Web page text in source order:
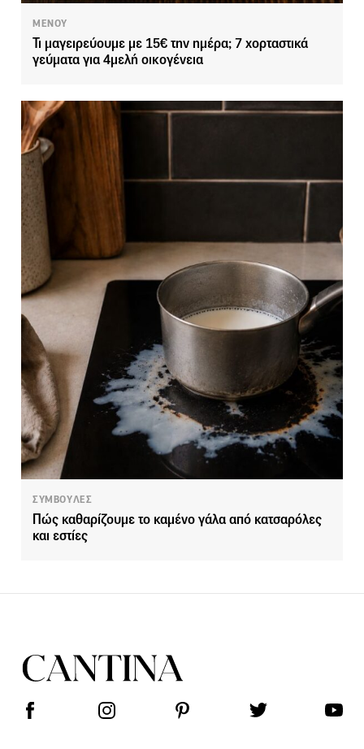
ΜΕΝΟΥ
Τι μαγειρεύουμε με 15€ την ημέρα; 7 χορταστικά
γεύματα για 4μελή οικογένεια
ΣΥΜΒΟΥΛΕΣ
Πώς καθαρίζουμε το καμένο γάλα από κατσαρόλες
και εστίες